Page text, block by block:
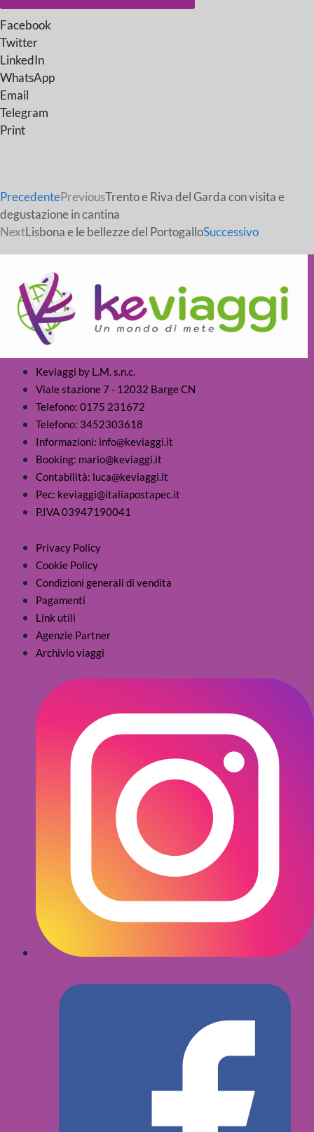
Facebook
Twitter
LinkedIn
WhatsApp
Email
Telegram
Print
PrecedentePreviousTrento e Riva del Garda con visita e
degustazione in cantina
NextLisbona e le bellezze del PortogalloSuccessivo
Keviaggi by L.M. s.n.c.
Viale stazione 7 - 12032 Barge CN
Telefono: 0175 231672
Telefono: 3452303618
Informazioni: info@keviaggi.it
Booking: mario@keviaggi.it
Contabilità: luca@keviaggi.it
Pec: keviaggi@italiapostapec.it
P.IVA 03947190041
Privacy Policy
Cookie Policy
Condizioni generali di vendita
Pagamenti
Link utili
Agenzie Partner
Archivio viaggi